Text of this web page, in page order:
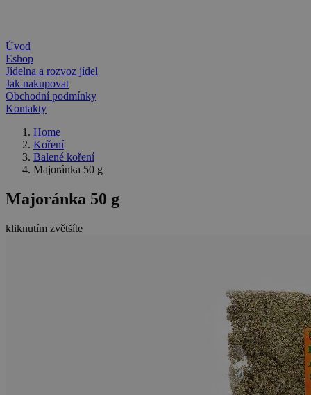
Úvod
Eshop
Jídelna a rozvoz jídel
Jak nakupovat
Obchodní podmínky
Kontakty
Home
Koření
Balené koření
Majoránka 50 g
Majoránka 50 g
kliknutím zvětšíte